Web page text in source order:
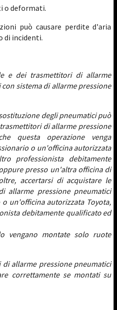
o deformati.
può causare perdite d'aria
di incidenti.
e dei trasmettitori di allarme
sistema di allarme pressione
degli pneumatici può
di allarme pressione
questa operazione venga
o un'officina autorizzata
professionista debitamente
presso un'altra officina di
accertarsi di acquistare le
allarme pressione pneumatici
un'officina autorizzata Toyota,
debitamente qualificato ed
vengano montate solo ruote
allarme pressione pneumatici
correttamente se montati su